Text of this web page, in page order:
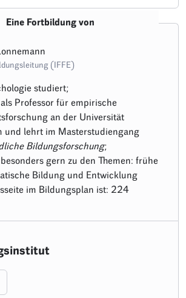
Eine Fortbildung von
(IFFE)
studiert;
Professor für empirische
an der Universität
und lehrt im Masterstudiengang
Bildungsforschung;
gern zu den Themen: frühe
Bildung und Entwicklung
im Bildungsplan ist: 224